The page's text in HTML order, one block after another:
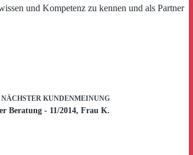
und Kompetenz zu kennen und als Partner
NÄCHSTER KUNDENMEINUNG
Beratung - 11/2014, Frau K.